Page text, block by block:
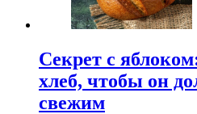
Секрет с
хлеб, чтобы он
свежим